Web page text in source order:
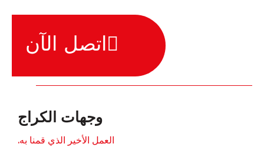
اتصل الآن
وجهات الكراج
العمل الأخير الذي قمنا به.